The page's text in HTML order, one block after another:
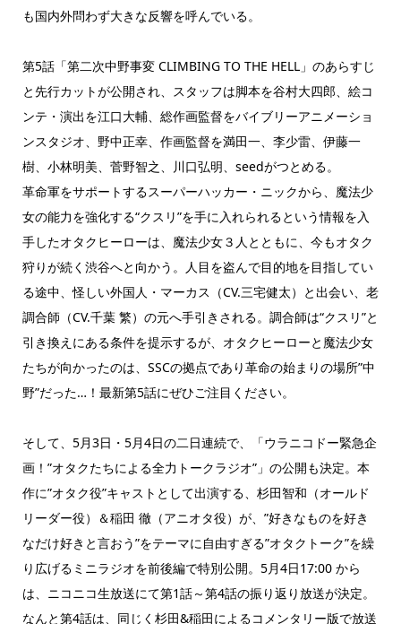
も国内外問わず大きな反響を呼んでいる。
第5話「第二次中野事変 CLIMBING TO THE HELL」のあらすじ
と先行カットが公開され、スタッフは脚本を谷村大四郎、絵コ
ンテ・演出を江口大輔、総作画監督をバイブリーアニメーショ
ンスタジオ、野中正幸、作画監督を満田一、李少雷、伊藤一
樹、小林明美、菅野智之、川口弘明、seedがつとめる。
革命軍をサポートするスーパーハッカー・ニックから、魔法少
女の能力を強化する“クスリ”を手に入れられるという情報を入
手したオタクヒーローは、魔法少女３人とともに、今もオタク
狩りが続く渋谷へと向かう。人目を盗んで目的地を目指してい
る途中、怪しい外国人・マーカス（CV.三宅健太）と出会い、老
調合師（CV.千葉 繁）の元へ手引きされる。調合師は“クスリ”と
引き換えにある条件を提示するが、オタクヒーローと魔法少女
たちが向かったのは、SSCの拠点であり革命の始まりの場所”中
野”だった…！最新第5話にぜひご注目ください。
そして、5月3日・5月4日の二日連続で、「ウラニコドー緊急企
画！”オタクたちによる全力トークラジオ”」の公開も決定。本
作に”オタク役”キャストとして出演する、杉田智和（オールド
リーダー役）＆稲田 徹（アニオタ役）が、”好きなものを好き
なだけ好きと言おう”をテーマに自由すぎる”オタクトーク”を繰
り広げるミニラジオを前後編で特別公開。5月4日17:00 から
は、ニコニコ生放送にて第1話～第4話の振り返り放送が決定。
なんと第4話は、同じく杉田&稲田によるコメンタリー版で放送